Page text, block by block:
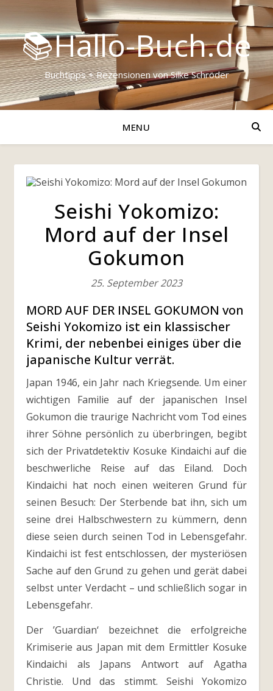
📚Hallo-Buch.de
Buchtipps + Rezensionen von Silke Schröder
MENU
Seishi Yokomizo:
Mord auf der Insel
Gokumon
25. September 2023
MORD AUF DER INSEL GOKUMON von
Seishi Yokomizo ist ein klassischer
Krimi, der nebenbei einiges über die
japanische Kultur verrät.
Japan 1946, ein Jahr nach Kriegsende. Um einer
wichtigen Familie auf der japanischen Insel
Gokumon die traurige Nachricht vom Tod eines
ihrer Söhne persönlich zu überbringen, begibt
sich der Privatdetektiv Kosuke Kindaichi auf die
beschwerliche Reise auf das Eiland. Doch
Kindaichi hat noch einen weiteren Grund für
seinen Besuch: Der Sterbende bat ihn, sich um
seine drei Halbschwestern zu kümmern, denn
diese seien durch seinen Tod in Lebensgefahr.
Kindaichi ist fest entschlossen, der mysteriösen
Sache auf den Grund zu gehen und gerät dabei
selbst unter Verdacht – und schließlich sogar in
Lebensgefahr.
Der ’Guardian‘ bezeichnet die erfolgreiche
Krimiserie aus Japan mit dem Ermittler Kosuke
Kindaichi als Japans Antwort auf Agatha
Christie. Und das stimmt. Seishi Yokomizo